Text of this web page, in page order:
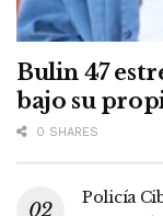
Bulin 47
bajo su
0 SHARES
Policía